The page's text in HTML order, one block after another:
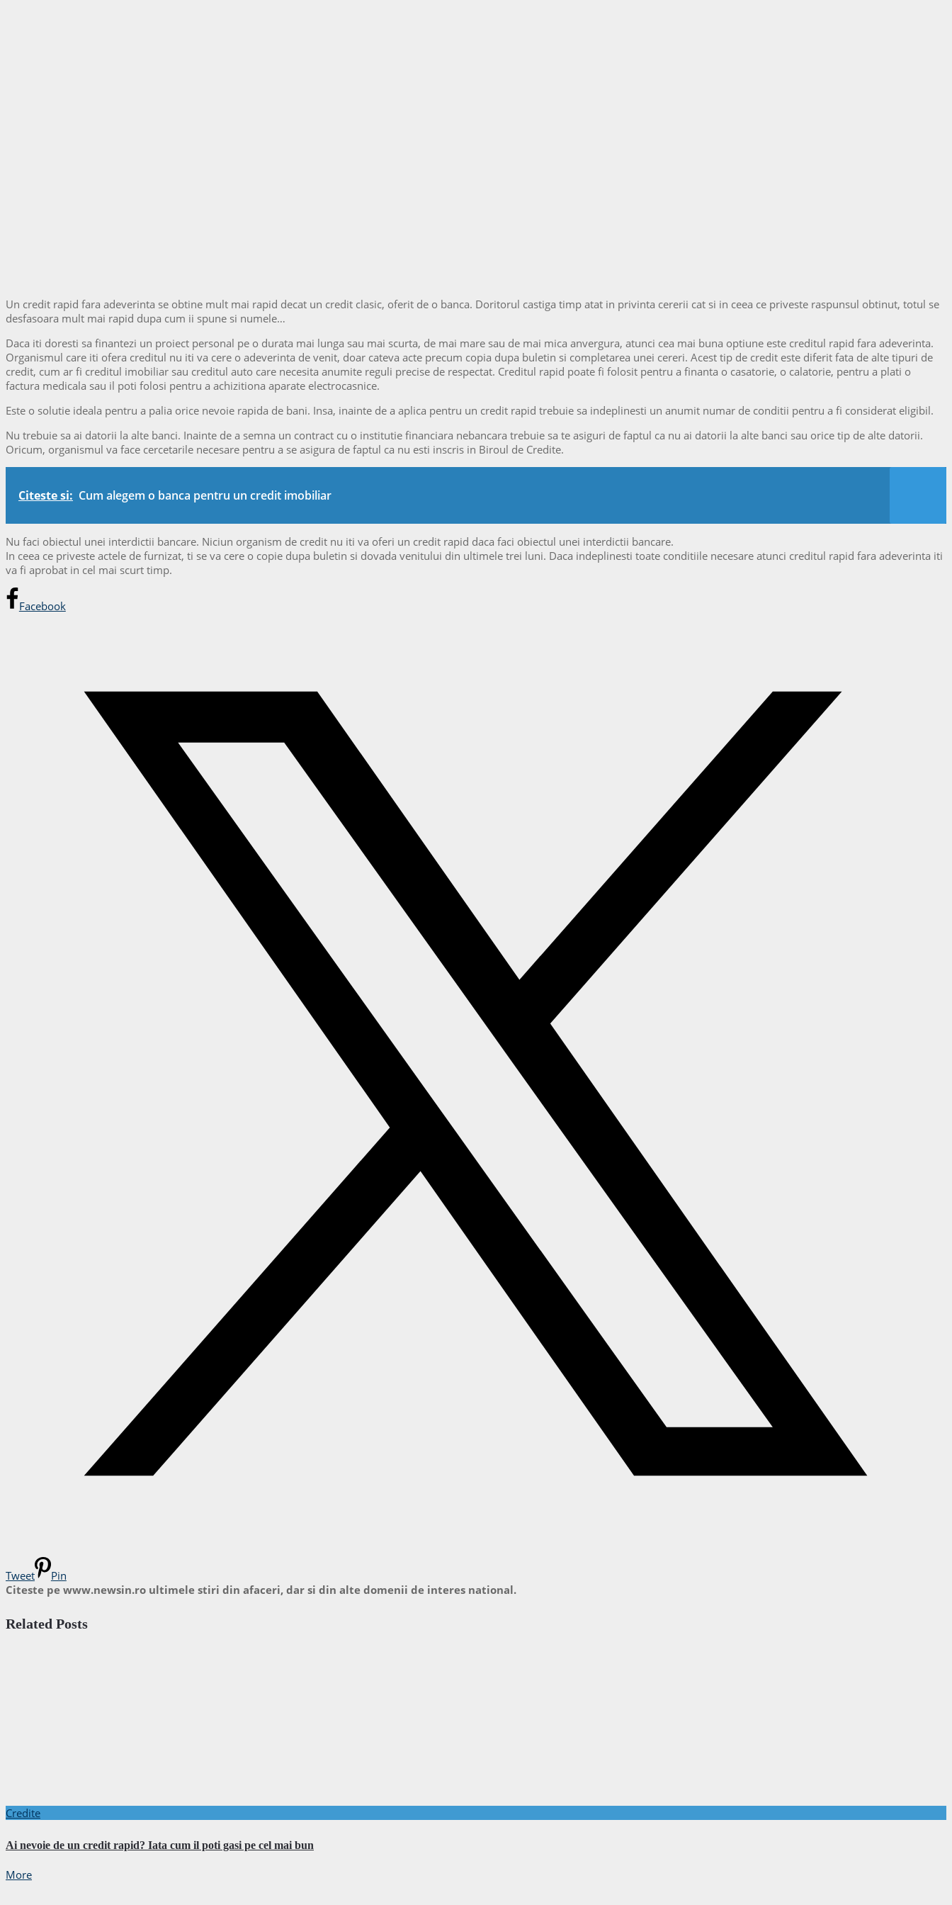
Un credit rapid fara adeverinta se obtine mult mai rapid decat un credit clasic, oferit de o banca. Doritorul castiga timp atat in privinta cererii cat si in ceea ce priveste raspunsul obtinut, totul se
desfasoara mult mai rapid dupa cum ii spune si numele…
Daca iti doresti sa finantezi un proiect personal pe o durata mai lunga sau mai scurta, de mai mare sau de mai mica anvergura, atunci cea mai buna optiune este creditul rapid fara adeverinta.
Organismul care iti ofera creditul nu iti va cere o adeverinta de venit, doar cateva acte precum copia dupa buletin si completarea unei cereri. Acest tip de credit este diferit fata de alte tipuri de
credit, cum ar fi creditul imobiliar sau creditul auto care necesita anumite reguli precise de respectat. Creditul rapid poate fi folosit pentru a finanta o casatorie, o calatorie, pentru a plati o
factura medicala sau il poti folosi pentru a achizitiona aparate electrocasnice.
Este o solutie ideala pentru a palia orice nevoie rapida de bani. Insa, inainte de a aplica pentru un credit rapid trebuie sa indeplinesti un anumit numar de conditii pentru a fi considerat eligibil.
Nu trebuie sa ai datorii la alte banci. Inainte de a semna un contract cu o institutie financiara nebancara trebuie sa te asiguri de faptul ca nu ai datorii la alte banci sau orice tip de alte datorii.
Oricum, organismul va face cercetarile necesare pentru a se asigura de faptul ca nu esti inscris in Biroul de Credite.
Citeste si: Cum alegem o banca pentru un credit imobiliar
Nu faci obiectul unei interdictii bancare. Niciun organism de credit nu iti va oferi un credit rapid daca faci obiectul unei interdictii bancare.
In ceea ce priveste actele de furnizat, ti se va cere o copie dupa buletin si dovada venitului din ultimele trei luni. Daca indeplinesti toate conditiile necesare atunci creditul rapid fara adeverinta iti
va fi aprobat in cel mai scurt timp.
Facebook
Tweet
Pin
Citeste pe www.newsin.ro ultimele stiri din afaceri, dar si din alte domenii de interes national.
Related Posts
Credite
Ai nevoie de un credit rapid? Iata cum il poti gasi pe cel mai bun
More